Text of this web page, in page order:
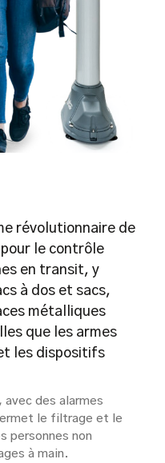
révolutionnaire de
le contrôle
en transit, y
à dos et sacs,
métalliques
que les armes
les dispositifs
des alarmes
le filtrage et le
personnes non
à main.